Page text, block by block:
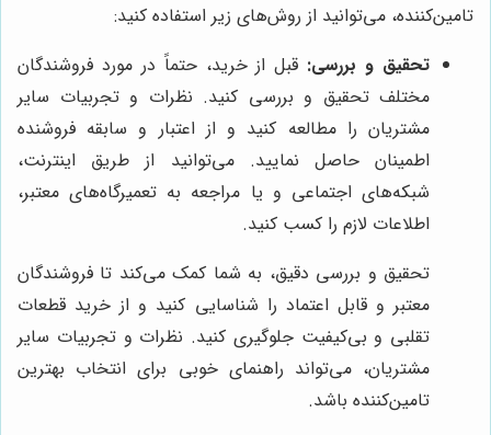
تامین‌کننده، می‌توانید از روش‌های زیر استفاده کنید:
تحقیق و بررسی: قبل از خرید، حتماً در مورد فروشندگان
مختلف تحقیق و بررسی کنید. نظرات و تجربیات سایر
مشتریان را مطالعه کنید و از اعتبار و سابقه فروشنده
اطمینان حاصل نمایید. می‌توانید از طریق اینترنت،
شبکه‌های اجتماعی و یا مراجعه به تعمیرگاه‌های معتبر،
اطلاعات لازم را کسب کنید.
تحقیق و بررسی دقیق، به شما کمک می‌کند تا فروشندگان
معتبر و قابل اعتماد را شناسایی کنید و از خرید قطعات
تقلبی و بی‌کیفیت جلوگیری کنید. نظرات و تجربیات سایر
مشتریان، می‌تواند راهنمای خوبی برای انتخاب بهترین
تامین‌کننده باشد.